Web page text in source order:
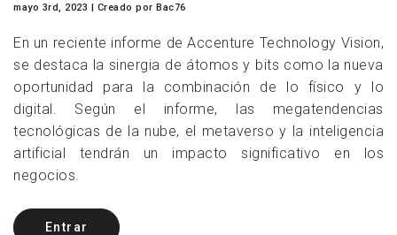
mayo 3rd, 2023 | Creado por Bac76
En un reciente informe de Accenture Technology Vision,
se destaca la sinergia de átomos y bits como la nueva
oportunidad para la combinación de lo físico y lo
digital. Según el informe, las megatendencias
tecnológicas de la nube, el metaverso y la inteligencia
artificial tendrán un impacto significativo en los
negocios.
Entrar